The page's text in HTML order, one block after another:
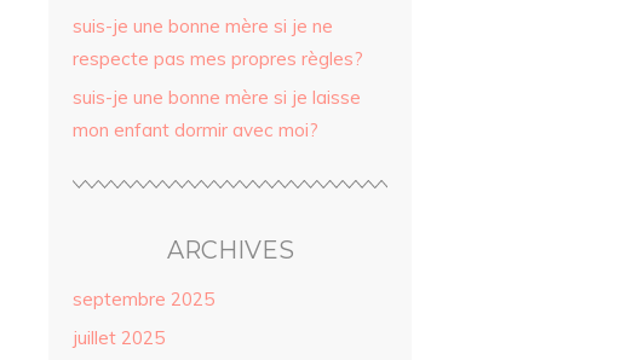
suis-je une bonne mère si je ne
respecte pas mes propres règles?
suis-je une bonne mère si je laisse
mon enfant dormir avec moi?
ARCHIVES
septembre 2025
juillet 2025